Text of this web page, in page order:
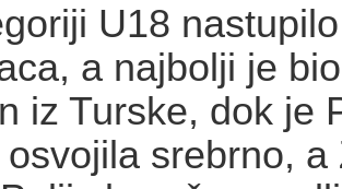
U18
a najbolji je
iz Turske, dok je
osvojila srebrno,